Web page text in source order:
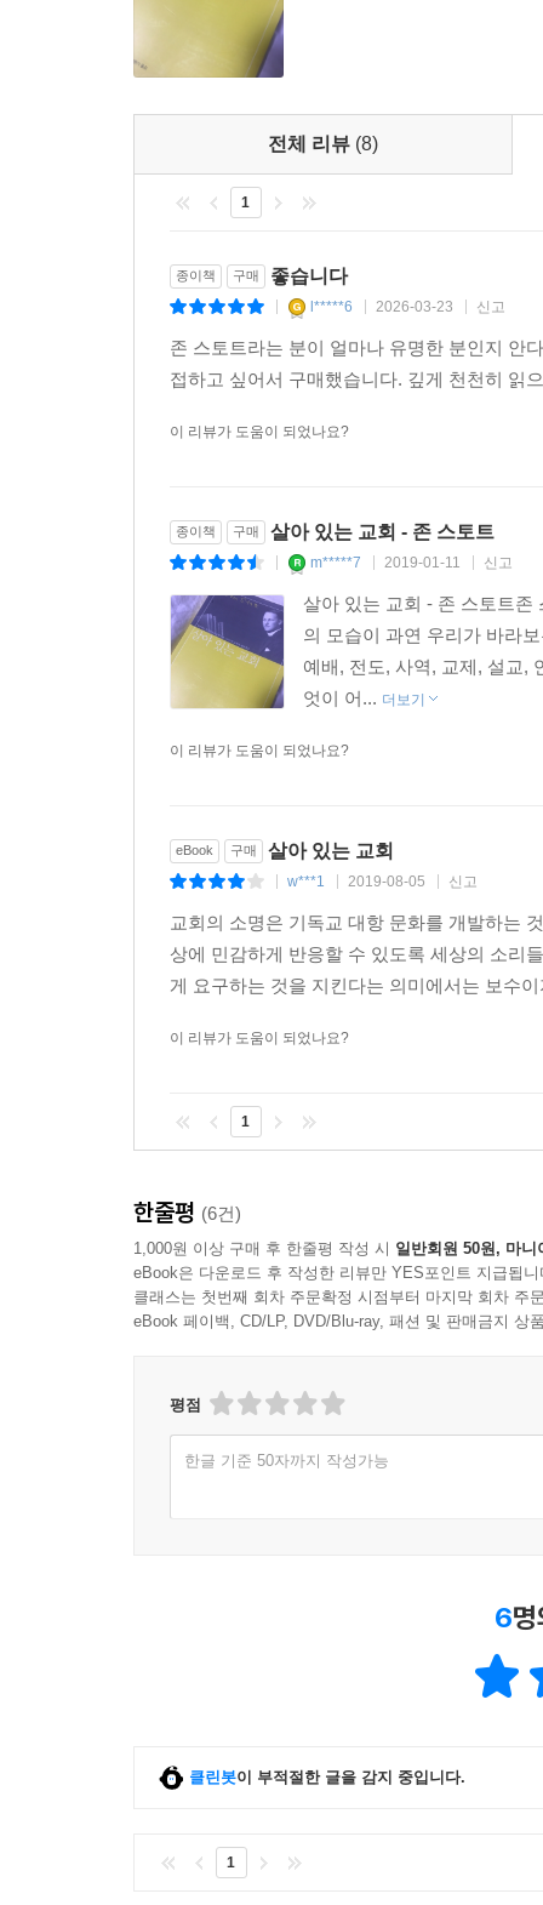
전체 리뷰 (8)
1
종이책 구매 좋습니다
l*****6 2026-03-23 신고
존 스토트라는 분이 얼마나 유명한 분인지 안
접하고 싶어서 구매했습니다. 깊게 천천히 읽
이 리뷰가 도움이 되었나요?
종이책 구매 살아 있는 교회 - 존 스토트
m*****7 2019-01-11 신고
살아 있는 교회 - 존 스토트
의 모습이 과연 우리가 바라
예배, 전도, 사역, 교제, 설교,
엇이 어... 더보기
이 리뷰가 도움이 되었나요?
eBook 구매 살아 있는 교회
w***1 2019-08-05 신고
교회의 소명은 기독교 대항 문화를 개발하는
상에 민감하게 반응할 수 있도록 세상의 소리
게 요구하는 것을 지킨다는 의미에서는 보수
이 리뷰가 도움이 되었나요?
1
한줄평 (6건)
1,000원 이상 구매 후 한줄평 작성 시 일반회원 50원, 마니
eBook은 다운로드 후 작성한 리뷰만 YES포인트 지급됩니
클래스는 첫번째 회차 주문확정 시점부터 마지막 회차 주
eBook 페이백, CD/LP, DVD/Blu-ray, 패션 및 판매금지 상
평점
한글 기준 50자까지 작성가능
6
클린봇이 부적절한 글을 감지 중입니다.
1